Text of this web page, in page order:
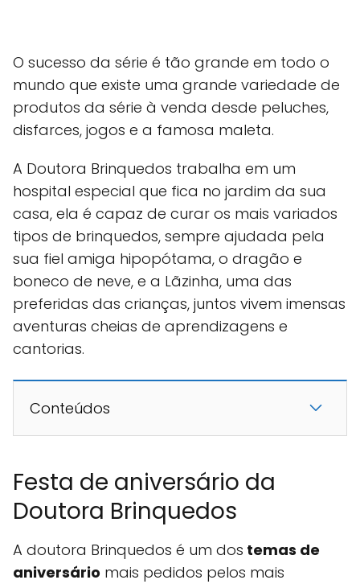
O sucesso da série é tão grande em todo o
mundo que existe uma grande variedade de
produtos da série à venda desde peluches,
disfarces, jogos e a famosa maleta.
A Doutora Brinquedos trabalha em um
hospital especial que fica no jardim da sua
casa, ela é capaz de curar os mais variados
tipos de brinquedos, sempre ajudada pela
sua fiel amiga hipopótama, o dragão e
boneco de neve, e a Lãzinha, uma das
preferidas das crianças, juntos vivem imensas
aventuras cheias de aprendizagens e
cantorias.
Conteúdos
Festa de aniversário da
Doutora Brinquedos
A doutora Brinquedos é um dos temas de
aniversário mais pedidos pelos mais